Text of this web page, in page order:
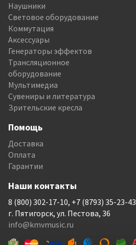
Наушники
Световое оборудование
Коммутация
Аксессуары
Генераторы эффектов
Трансляционное
оборудование
Мультимедиа
Сувениры и литература
Зрительские кресла
Помощь
Доставка
Оплата
Гарантии
Наши контакты
8 (800) 302-17-10, +7 (8793) 35-23-43
г. Пятигорск, ул. Пестова, 36
info@kmvmusic.ru